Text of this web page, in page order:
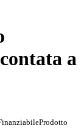
a
Prodotto